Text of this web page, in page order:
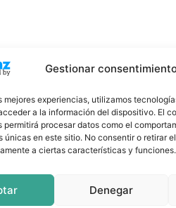
Gestionar
mejores experiencias, utilizamos
a la información del dispositivo. El
permitirá procesar datos como el
únicas en este sitio. No consentir o retirar
a ciertas características y funciones.
Denegar